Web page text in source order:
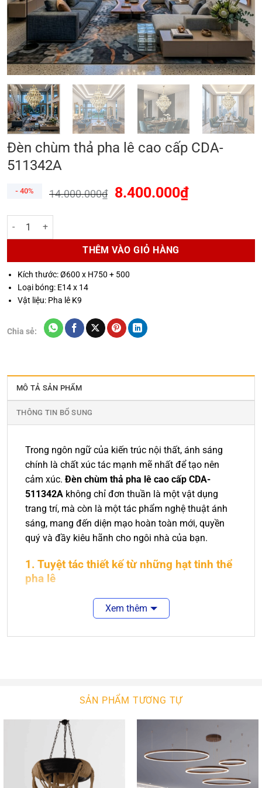
Đèn chùm thả pha lê cao cấp CDA-
511342A
- 40% 14.000.000₫ 8.400.000₫
Đèn chùm thả pha lê cao cấp CDA-511342A số lượng
THÊM VÀO GIỎ HÀNG
Kích thước: Ø600 x H750 + 500
Loại bóng: E14 x 14
Vật liệu: Pha lê K9
Chia sẻ:
MÔ TẢ SẢN PHẨM
THÔNG TIN BỔ SUNG
Trong ngôn ngữ của kiến trúc nội thất, ánh sáng
chính là chất xúc tác mạnh mẽ nhất để tạo nên
cảm xúc. Đèn chùm thả pha lê cao cấp CDA-
511342A không chỉ đơn thuần là một vật dụng
trang trí, mà còn là một tác phẩm nghệ thuật ánh
sáng, mang đến diện mạo hoàn toàn mới, quyền
quý và đầy kiêu hãnh cho ngôi nhà của bạn.
1. Tuyệt tác thiết kế từ những hạt tinh thể
pha lê
Điểm làm nên sức hút khó cưỡng của mẫu đèn
CDA-511342A chính là cấu trúc đa tầng đầy chiều
nét mềm mại của ánh sáng giúp bộ đèn này thoát
điển. Mỗi góc nhìn vào CDA-511342A là một trải
nghiệm thị giác khác nhau: khi thì rực rỡ như một
khối kim cương khổng lồ, khi lại huyền ảo, êm dịu
như những ánh sao đêm.
Xem thêm
SẢN PHẨM TƯƠNG TỰ